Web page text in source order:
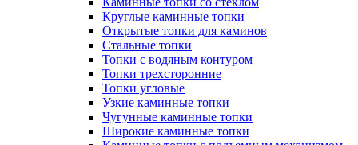
Круглые каминные топки
Открытые топки для каминов
Стальные топки
Топки с водяным контуром
Топки трехсторонние
Топки угловые
Узкие каминные топки
Чугунные каминные топки
Широкие каминные топки